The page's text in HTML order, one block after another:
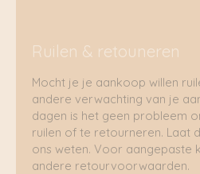
Ruilen & retouneren
Mocht je je aankoop willen
andere verwachting van je
dagen is het geen probleem
ruilen of te retourneren. Laat
ons weten. Voor aangepaste
andere retourvoorwaarden.